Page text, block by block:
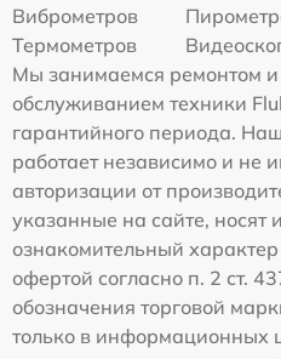
Виброметров
Термометров
Мы занимаемся ремонтом и
обслуживанием техники
гарантийного периода.
работает независимо и не
авторизации от
указанные на сайте, носят
ознакомительный
офертой согласно п. 2 ст.
обозначения торговой
только в информационных